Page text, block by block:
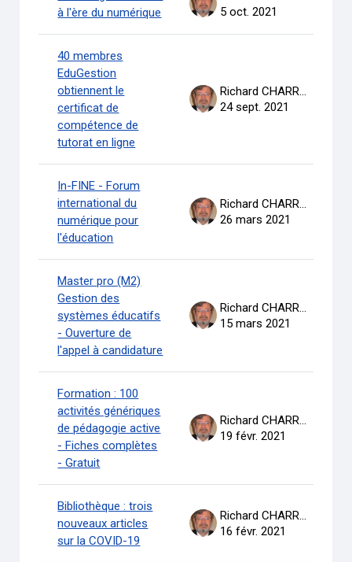
à l'ère du numérique
5 oct. 2021
40 membres
EduGestion
obtiennent le
certificat de
compétence de
tutorat en ligne
Richard CHARRON
24 sept. 2021
In-FINE - Forum
international du
numérique pour
l'éducation
Richard CHARRON
26 mars 2021
Master pro (M2)
Gestion des
systèmes éducatifs
- Ouverture de
l'appel à candidature
Richard CHARRON
15 mars 2021
Formation : 100
activités génériques
de pédagogie active
- Fiches complètes
- Gratuit
Richard CHARRON
19 févr. 2021
Bibliothèque : trois
nouveaux articles
sur la COVID-19
Richard CHARRON
16 févr. 2021